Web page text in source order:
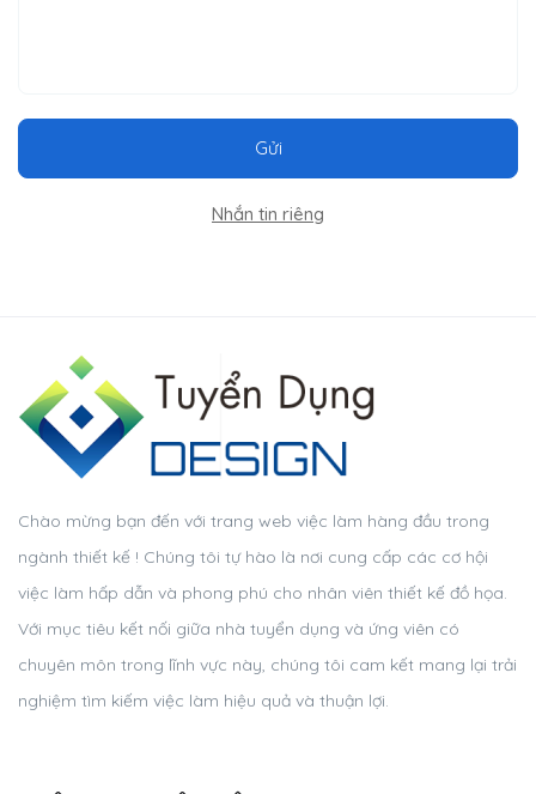
Gửi
Nhắn tin riêng
Chào mừng bạn đến với trang web việc làm hàng đầu trong
ngành thiết kế ! Chúng tôi tự hào là nơi cung cấp các cơ hội
việc làm hấp dẫn và phong phú cho nhân viên thiết kế đồ họa.
Với mục tiêu kết nối giữa nhà tuyển dụng và ứng viên có
chuyên môn trong lĩnh vực này, chúng tôi cam kết mang lại trải
nghiệm tìm kiếm việc làm hiệu quả và thuận lợi.